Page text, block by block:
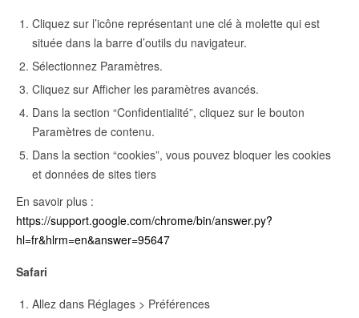
Cliquez sur l’icône représentant une clé à molette qui est
située dans la barre d’outils du navigateur.
Sélectionnez Paramètres.
Cliquez sur Afficher les paramètres avancés.
Dans la section “Confidentialité”, cliquez sur le bouton
Paramètres de contenu.
Dans la section “cookies”, vous pouvez bloquer les cookies
et données de sites tiers
En savoir plus :
https://support.google.com/chrome/bin/answer.py?
hl=fr&hlrm=en&answer=95647
Safari
Allez dans Réglages > Préférences